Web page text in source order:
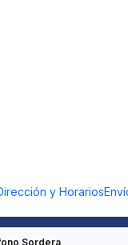
y Horarios
Sordera